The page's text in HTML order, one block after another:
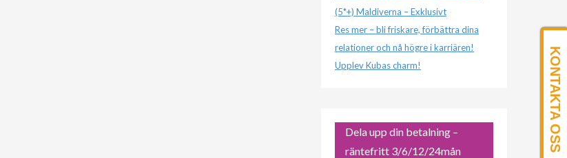
(5*+) Maldiverna – Exklusivt
Res mer – bli friskare, förbättra dina
relationer och nå högre i karriären!
Upplev Kubas charm!
Dela upp din betalning –
räntefritt 3/6/12/24mån
KONTAKTA OSS